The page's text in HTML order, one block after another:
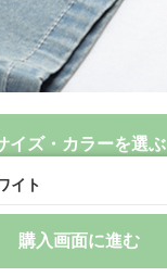
イト
購入画面に進む
イズ・カラーを選ぶ
カートに追加する